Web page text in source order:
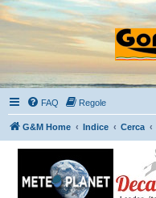
FAQ Regole
G&M Home Indice Cerca